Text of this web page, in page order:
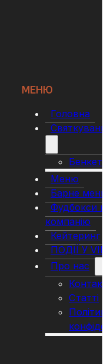
МЕНЮ
Головна
Меню
Барне
Фудбокси
компанію
Кейтеринг
ПОДІЇ У
Про нас
Статті